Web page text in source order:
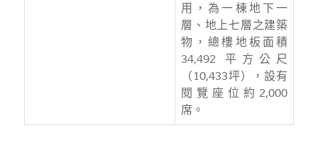
用，為一棟地下一
層、地上七層之建築
物，總樓地板面積
34,492 平方公尺
（10,433坪），設有
閱覽座位約2,000
席。